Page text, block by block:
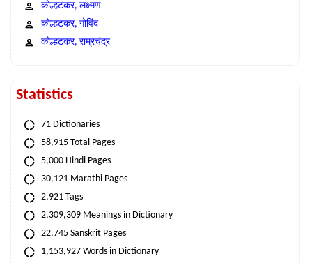
कोल्हटकर, लक्ष्मण
कोल्हटकर, गोविंद
कोल्हटकर, राम्रचंद्र
Statistics
71 Dictionaries
58,915 Total Pages
5,000 Hindi Pages
30,121 Marathi Pages
2,921 Tags
2,309,309 Meanings in Dictionary
22,745 Sanskrit Pages
1,153,927 Words in Dictionary